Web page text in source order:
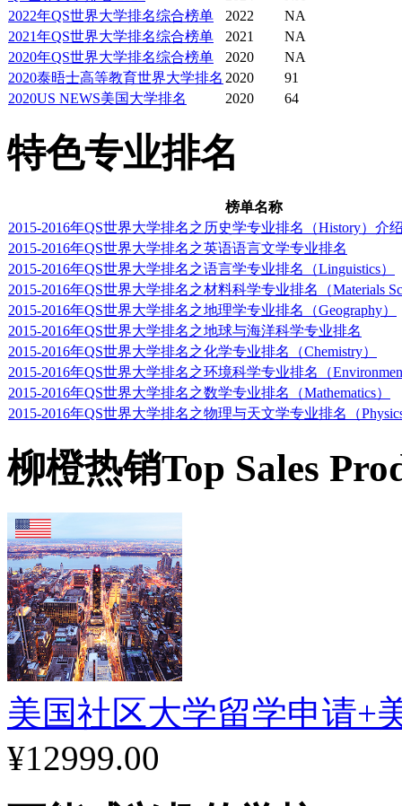
2022年QS世界大学排名综合榜单
2022
NA
2021年QS世界大学排名综合榜单
2021
NA
2020年QS世界大学排名综合榜单
2020
NA
2020泰晤士高等教育世界大学排名 2020
91
2020US NEWS美国大学排名
2020 64
特色专业排名
榜单名称
2015-2016年QS世界大学排名之历史学专业排名（History）介
2015-2016年QS世界大学排名之英语语言文学专业排名
2015-2016年QS世界大学排名之语言学专业排名（Linguistics）
2015-2016年QS世界大学排名之材料科学专业排名（Materials
2015-2016年QS世界大学排名之地理学专业排名（Geography）
2015-2016年QS世界大学排名之地球与海洋科学专业排名
2015-2016年QS世界大学排名之化学专业排名（Chemistry）
2015-2016年QS世界大学排名之环境科学专业排名（
2015-2016年QS世界大学排名之数学专业排名（Mathematics）
2015-2016年QS世界大学排名之物理与天文学专业排名（
柳橙热销Top Sales
美国社区大学留学申请+
¥12999.00